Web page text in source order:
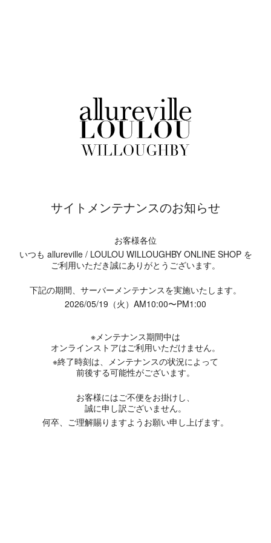
サイトメンテナンスのお知らせ
お客様各位
いつも allureville / LOULOU WILLOUGHBY ONLINE SHOP を
ご利用いただき誠にありがとうございます。
下記の期間、サーバーメンテナンスを実施いたします。
2026/05/19（火）AM10:00〜PM1:00
※メンテナンス期間中は
オンラインストアはご利用いただけません。
※終了時刻は、メンテナンスの状況によって
前後する可能性がございます。
お客様にはご不便をお掛けし、
誠に申し訳ございません。
何卒、ご理解賜りますようお願い申し上げます。